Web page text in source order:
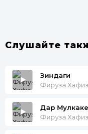
Слушайте
Зиндаги
Фируза
Дар
Фируза